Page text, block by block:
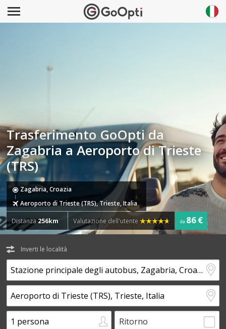
Trasferimento GoOpti da
Zagabria a Aeroporto di Trieste
(TRS)
Zagabria, Croazia
Aeroporto di Trieste (TRS), Trieste, Italia
Distanza256km Valutazione dell'utente da 86 €
Inverti le località
Ritorno